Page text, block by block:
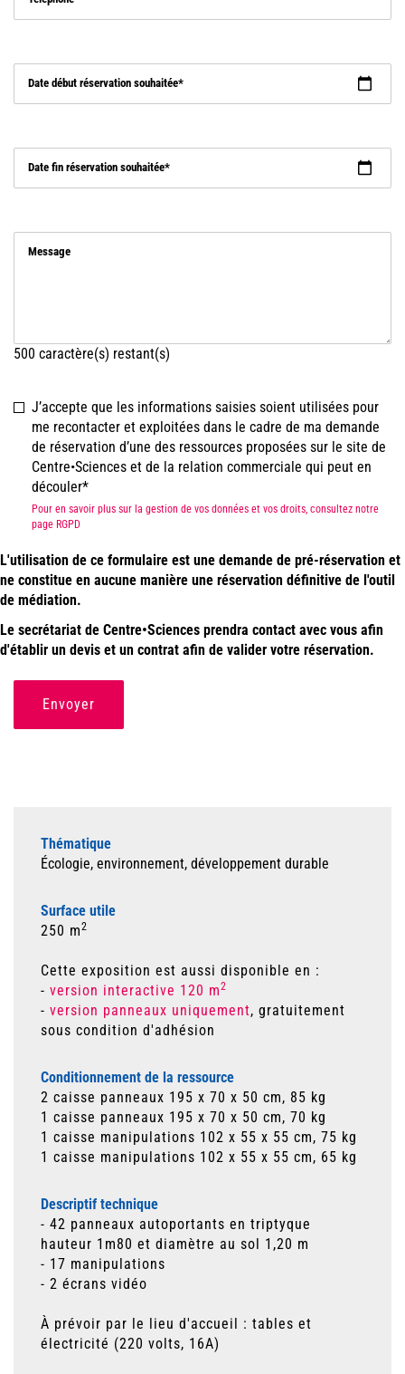
Date début réservation souhaitée
Date fin réservation souhaitée
Message
500 caractère(s) restant(s)
J’accepte que les informations saisies soient utilisées pour
me recontacter et exploitées dans le cadre de ma demande
de réservation d’une des ressources proposées sur le site de
Centre•Sciences et de la relation commerciale qui peut en
découler
Pour en savoir plus sur la gestion de vos données et vos droits, consultez notre
page RGPD
L'utilisation de ce formulaire est une demande de pré-réservation et
ne constitue en aucune manière une réservation définitive de l'outil
de médiation.
Le secrétariat de Centre•Sciences prendra contact avec vous afin
d'établir un devis et un contrat afin de valider votre réservation.
Envoyer
Thématique
Écologie, environnement, développement durable
Surface utile
250 m2
Cette exposition est aussi disponible en :
- version interactive 120 m2
- version panneaux uniquement, gratuitement
sous condition d'adhésion
Conditionnement de la ressource
2 caisse panneaux 195 x 70 x 50 cm, 85 kg
1 caisse panneaux 195 x 70 x 50 cm, 70 kg
1 caisse manipulations 102 x 55 x 55 cm, 75 kg
1 caisse manipulations 102 x 55 x 55 cm, 65 kg
Descriptif technique
- 42 panneaux autoportants en triptyque
hauteur 1m80 et diamètre au sol 1,20 m
- 17 manipulations
- 2 écrans vidéo
À prévoir par le lieu d'accueil : tables et
électricité (220 volts, 16A)